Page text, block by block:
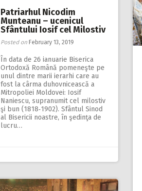
Patriarhul Nicodim
Munteanu – ucenicul
Sfântului Iosif cel Milostiv
Posted on February 13, 2019
În data de 26 ianuarie Biserica
Ortodoxă Română pomeneşte pe
unul dintre marii ierarhi care au
fost la cârma duhovnicească a
Mitropoliei Moldovei: Iosif
Naniescu, supranumit cel milostiv
şi bun (1818‑1902). Sfântul Sinod
al Bisericii noastre, în şedinţa de
lucru…